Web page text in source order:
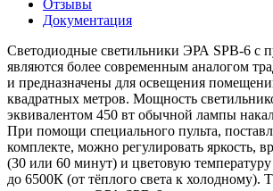
Отзывы
Документация
Светодиодные светильники ЭРА SPB-6 с
являются более современным аналогом
и предназначены для освещения
квадратных метров. Мощность
эквивалентом 450 вт обычной лампы
При помощи специального пульта,
комплекте, можно регулировать яркость,
(30 или 60 минут) и цветовую
до 6500К (от тёплого света к холодному).